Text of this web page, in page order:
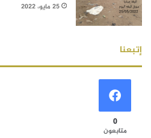
25 مايو، 2022
إتبعنا
0
متابعون